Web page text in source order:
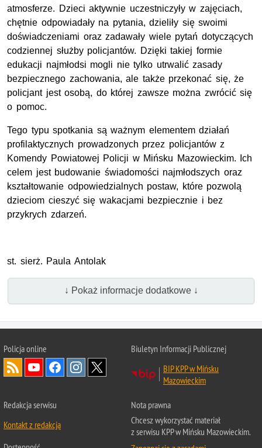
atmosferze. Dzieci aktywnie uczestniczyły w zajęciach,
chętnie odpowiadały na pytania, dzieliły się swoimi
doświadczeniami oraz zadawały wiele pytań dotyczących
codziennej służby policjantów. Dzięki takiej formie
edukacji najmłodsi mogli nie tylko utrwalić zasady
bezpiecznego zachowania, ale także przekonać się, że
policjant jest osobą, do której zawsze można zwrócić się
o pomoc.
Tego typu spotkania są ważnym elementem działań
profilaktycznych prowadzonych przez policjantów z
Komendy Powiatowej Policji w Mińsku Mazowieckim. Ich
celem jest budowanie świadomości najmłodszych oraz
kształtowanie odpowiedzialnych postaw, które pozwolą
dzieciom cieszyć się wakacjami bezpiecznie i bez
przykrych zdarzeń.
st. sierż. Paula Antolak
↓ Pokaż informacje dodatkowe ↓
Policja online
Biuletyn Informacji Publicznej
BIP KPP w Mińsku
Mazowieckim
Redakcja serwisu
Kontakt z redakcją
Nota prawna
Chcesz wykorzystać materiał
z serwisu KPP w Mińsku Mazowieckim.